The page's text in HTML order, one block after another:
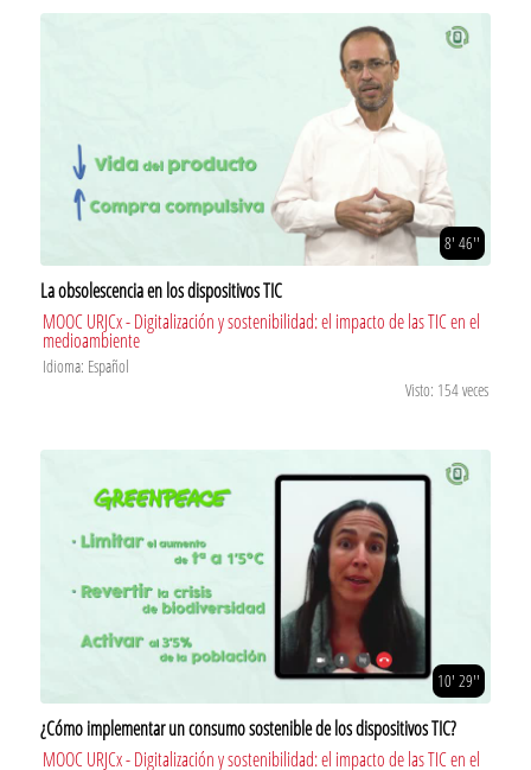
8' 46''
La obsolescencia en los dispositivos TIC
MOOC URJCx - Digitalización y sostenibilidad: el impacto de las TIC en el
medioambiente
Idioma: Español
Visto: 154 veces
10' 29''
¿Cómo implementar un consumo sostenible de los dispositivos TIC?
MOOC URJCx - Digitalización y sostenibilidad: el impacto de las TIC en el